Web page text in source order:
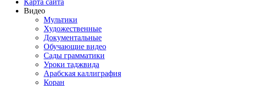
Карта сайта
Видео
Мультики
Художественные
Документальные
Обучающие видео
Сады грамматики
Уроки таджвида
Арабская каллиграфия
Коран